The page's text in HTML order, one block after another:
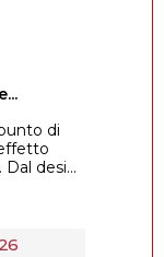
di
desi...